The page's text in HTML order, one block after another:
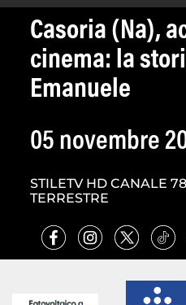
Casoria (Na),
cinema: la
Emanuele
05 novembre
STILETV HD CANALE
TERRESTRE